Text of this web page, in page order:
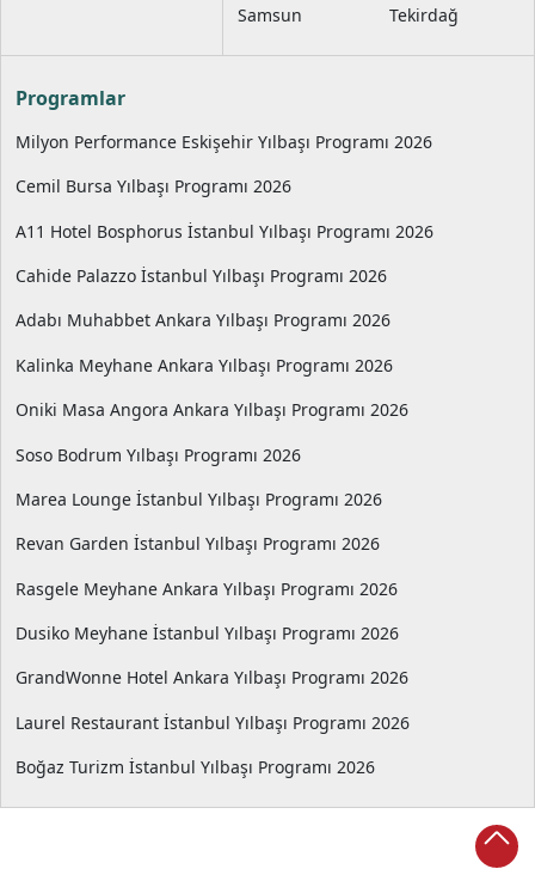
Samsun
Tekirdağ
Programlar
Milyon Performance Eskişehir Yılbaşı Programı 2026
Cemil Bursa Yılbaşı Programı 2026
A11 Hotel Bosphorus İstanbul Yılbaşı Programı 2026
Cahide Palazzo İstanbul Yılbaşı Programı 2026
Adabı Muhabbet Ankara Yılbaşı Programı 2026
Kalinka Meyhane Ankara Yılbaşı Programı 2026
Oniki Masa Angora Ankara Yılbaşı Programı 2026
Soso Bodrum Yılbaşı Programı 2026
Marea Lounge İstanbul Yılbaşı Programı 2026
Revan Garden İstanbul Yılbaşı Programı 2026
Rasgele Meyhane Ankara Yılbaşı Programı 2026
Dusiko Meyhane İstanbul Yılbaşı Programı 2026
GrandWonne Hotel Ankara Yılbaşı Programı 2026
Laurel Restaurant İstanbul Yılbaşı Programı 2026
Boğaz Turizm İstanbul Yılbaşı Programı 2026